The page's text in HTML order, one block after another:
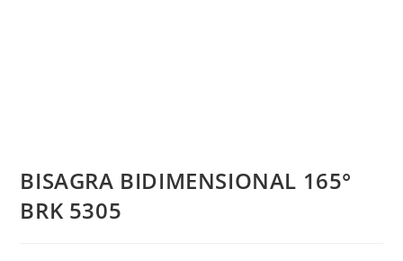
BISAGRA BIDIMENSIONAL 165°
BRK 5305